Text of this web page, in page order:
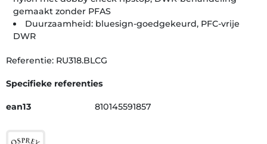
gemaakt zonder PFAS
Duurzaamheid: bluesign-goedgekeurd, PFC-vrije
DWR
Referentie: RU318.BLCG
Specifieke referenties
ean13 810145591857